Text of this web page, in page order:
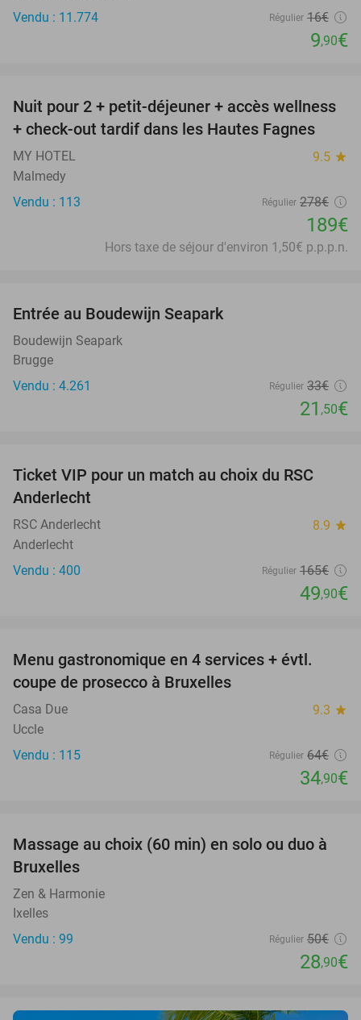
Vendu : 11.774
Régulier 16€
9,90€
32%
Nuit pour 2 + petit-déjeuner + accès wellness
+ check-out tardif dans les Hautes Fagnes
MY HOTEL 9.5 star
Malmedy
Vendu : 113
Régulier 278€
189€
Hors taxe de séjour d'environ 1,50€ p.p.p.n.
Entrée au Boudewijn Seapark
Boudewijn Seapark
Brugge
Vendu : 4.261
Régulier 33€
21 ,50€
70%
OUT
Ticket VIP pour un match au choix du RSC
Anderlecht
RSC Anderlecht 8.9 star
Anderlecht
Vendu : 400
Régulier 165€
49,90€
Menu gastronomique en 4 services + évtl.
coupe de prosecco à Bruxelles
Casa Due 9.3 star
Uccle
Vendu : 115
Régulier 64€
34,90€
42%
Massage au choix (60 min) en solo ou duo à
Bruxelles
Zen & Harmonie
Ixelles
Vendu : 99
Régulier 50€
28,90€